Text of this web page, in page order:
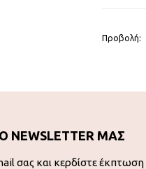
Προβολή:
NEWSLETTER ΜΑΣ
σας και κερδίστε έκπτωση